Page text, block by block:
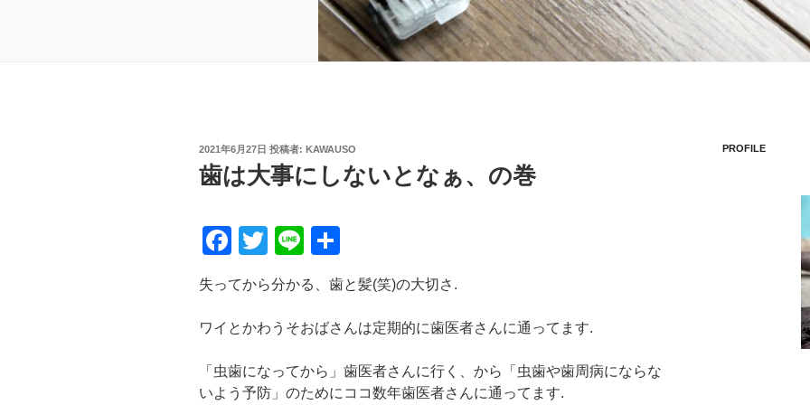
投
稿
日:
2021年6月27日 投稿者: KAWAUSO
歯は大事にしないとなぁ、の巻
F
c
e
b
o
T
wi
tt
er
Li
n
e
有
失ってから分かる、歯と髪(笑)の大切さ.
ワイとかわうそおばさんは定期的に歯医者さんに通ってます.
「虫歯になってから」歯医者さんに行く、から「虫歯や歯周病にならな
いよう予防」のためにココ数年歯医者さんに通ってます.
PROFILE